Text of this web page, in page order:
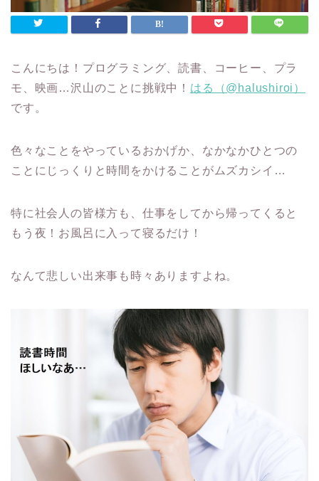
こんにちは！プログラミング、読書、コーヒー、プラ
モ、映画…沢山のことに挑戦中！ はる（@halushiroi）
です。
色々なことをやっているおかげか、なかなかひとつの
ことにじっくりと時間をかけることがムズカシイ…
特に社会人の皆様方も、仕事をしてから帰ってくると
もう夜！お風呂に入って寝るだけ！
なんて悲しい出来事も時々ありますよね。